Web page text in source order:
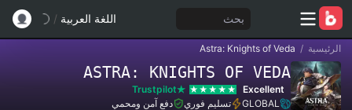
بحث اللغة العربية /
الرئيسية /
Astra: Knights of Veda
ASTRA: KNIGHTS OF VEDA
Excellent
Trustpilot
GLOBAL
تسليم فوري
دفع آمن ومحمي